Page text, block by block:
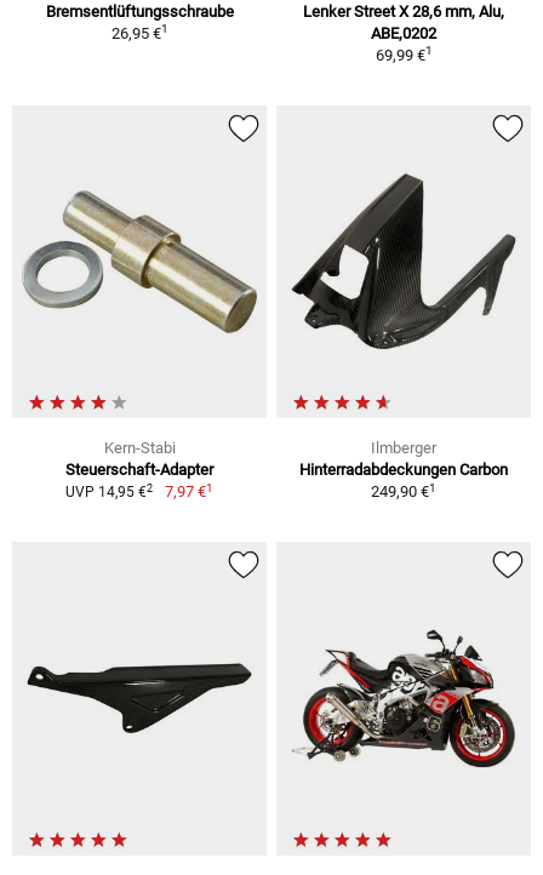
Bremsentlüftungsschraube
26,95 €1
Lenker Street X 28,6 mm, Alu,
ABE,0202
69,99 €1
Kern-Stabi
Steuerschaft-Adapter
UVP 14,95 €2 7,97 €1
Ilmberger
Hinterradabdeckungen Carbon
249,90 €1